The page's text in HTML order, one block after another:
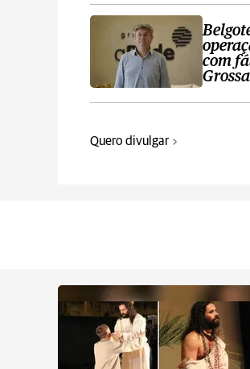
com
Grossa
Quero divulgar